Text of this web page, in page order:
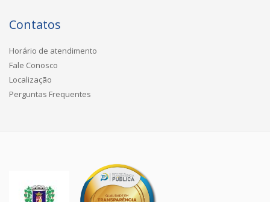
Contatos
Horário de atendimento
Fale Conosco
Localização
Perguntas Frequentes